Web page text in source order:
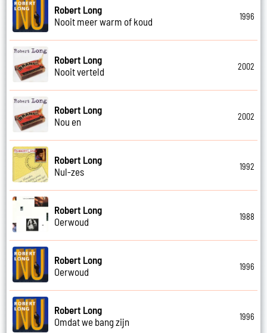
Robert Long
Nooit meer warm of koud
1996
Robert Long
Nooit verteld
2002
Robert Long
Nou en
2002
Robert Long
Nul-zes
1992
Robert Long
Oerwoud
1988
Robert Long
Oerwoud
1996
Robert Long
Omdat we bang zijn
1996